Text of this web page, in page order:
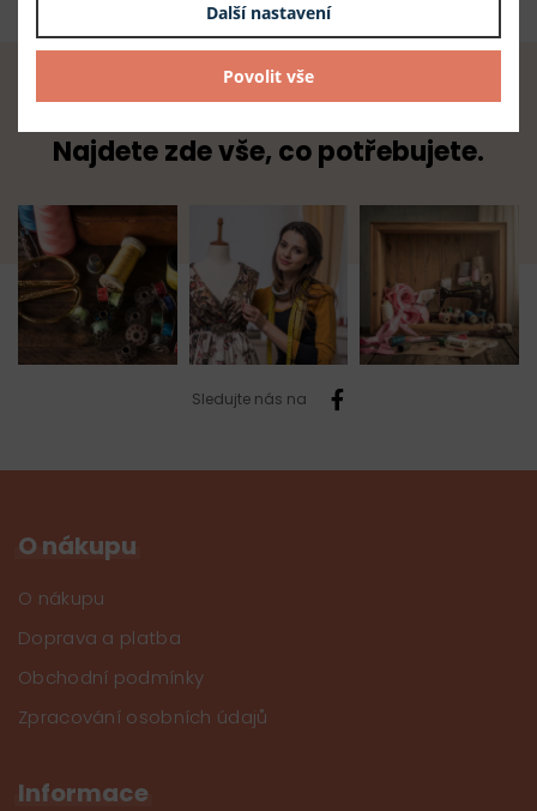
Najdete zde vše, co potřebujete.
Sledujte nás na
O nákupu
O nákupu
Doprava a platba
Obchodní podmínky
Zpracování osobních údajů
Informace
Další nastavení
Povolit vše